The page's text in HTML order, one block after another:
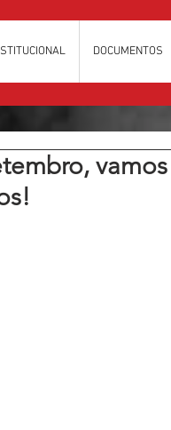
DOCUMENTOS